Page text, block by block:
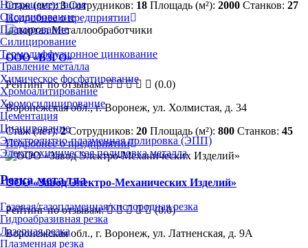
Нитроцементация
Оксидирование
Плакирование
Силицирование
Термодиффузионное цинкование
Травление металла
Химическое фосфатирование
Хромоалитирование
Хромосилицирование
Цементация
Цианирование
Электролитно-плазменная полировка (ЭПП)
Электрохимическая полировка металла
Резка металла
Газовая/газопламенная/кислородная резка
Гидроабразивная резка
Лазерная резка
Плазменная резка
Стаж (лет):3 Сотрудников: 18 Площадь (м²): 2000 Станков: 27
Подробнее о предприятии
ООО «ВЗГО»
Рейтинг по отзывам:
(0.0)
Воронежская обл., г. Воронеж, ул. Холмистая, д. 34
Стаж (лет):2 Сотрудников: 20 Площадь (м²): 800 Станков: 45
Подробнее о предприятии
ООО «Завод Электро-Механических Изделий»
Рейтинг по отзывам:
(0.0)
Воронежская обл., г. Воронеж, ул. Латненская, д. 9А